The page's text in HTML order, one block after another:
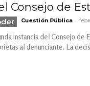
Consejo de
Cuestión Pública -
instancia del Consejo de
al denunciante. La